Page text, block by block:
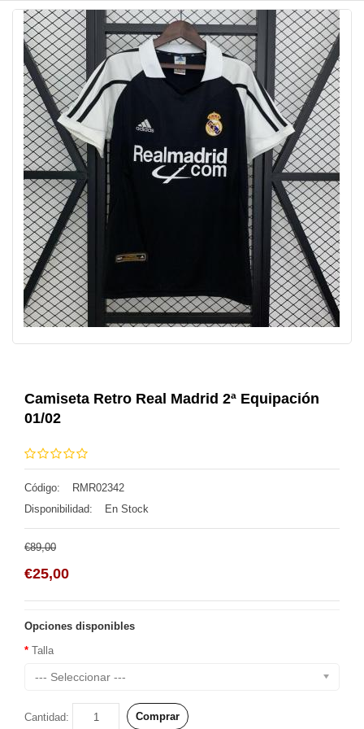
Camiseta Retro Real Madrid 2ª Equipación
01/02
Código:
RMR02342
Disponibilidad:
En Stock
€89,00
€25,00
Opciones disponibles
Talla
--- Seleccionar ---
Cantidad: Comprar